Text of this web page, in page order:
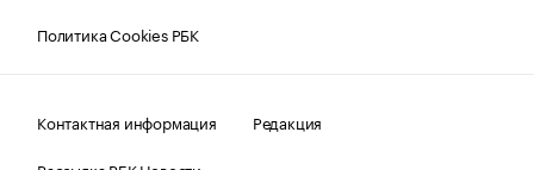
Политика Cookies РБК
Контактная информация
Редакция